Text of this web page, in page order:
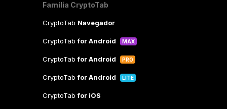
Família CryptoTab
CryptoTab Navegador
CryptoTabfor Android MAX
CryptoTabfor Android PRO
CryptoTabfor Android LITE
CryptoTabfor iOS